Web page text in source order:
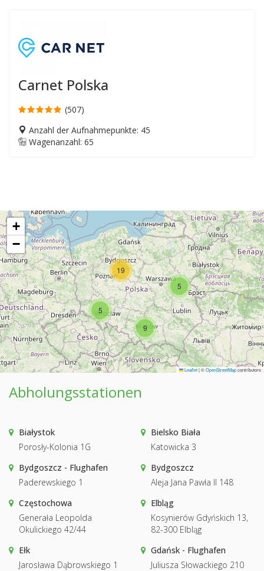
Carnet Polska
(507)
Anzahl der Aufnahmepunkte: 45
Wagenanzahl: 65
5
5
9
19
+
−
Leaflet|©OpenStreetMapcontributors
Abholungsstationen
Białystok
Porosły-Kolonia 1G
Bielsko Biała
Katowicka 3
Bydgoszcz - Flughafen
Paderewskiego 1
Bydgoszcz
Aleja Jana Pawła II 148
Częstochowa
Generała Leopolda
Okulickiego 42/44
Elbląg
Kosynierów Gdyńskich 13,
82-300 Elbląg
Ełk
Jarosława Dąbrowskiego 1
Gdańsk - Flughafen
Juliusza Słowackiego 210